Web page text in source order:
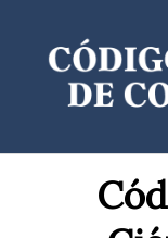
contenido